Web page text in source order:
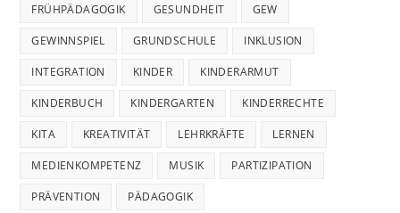
FRÜHPÄDAGOGIK GESUNDHEIT GEW
GEWINNSPIEL GRUNDSCHULE INKLUSION
INTEGRATION KINDER KINDERARMUT
KINDERBUCH KINDERGARTEN KINDERRECHTE
KITA KREATIVITÄT LEHRKRÄFTE LERNEN
MEDIENKOMPETENZ MUSIK PARTIZIPATION
PRÄVENTION PÄDAGOGIK